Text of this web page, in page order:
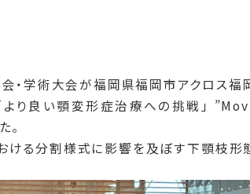
学術大会が福岡県福岡市アクロス
より良い顎変形症治療への挑戦」
分割様式に影響を及ぼす下顎枝形